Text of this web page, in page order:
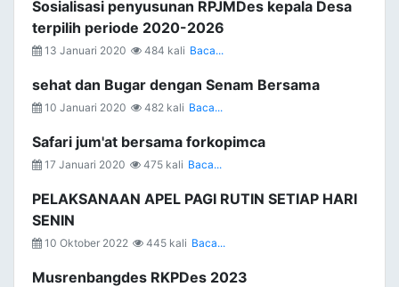
Sosialisasi penyusunan RPJMDes kepala Desa
terpilih periode 2020-2026
13 Januari 2020 484 kali Baca...
sehat dan Bugar dengan Senam Bersama
10 Januari 2020 482 kali Baca...
Safari jum'at bersama forkopimca
17 Januari 2020 475 kali Baca...
PELAKSANAAN APEL PAGI RUTIN SETIAP HARI
SENIN
10 Oktober 2022 445 kali Baca...
Musrenbangdes RKPDes 2023